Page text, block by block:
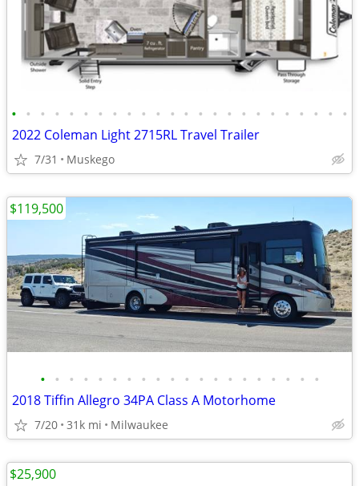
• • • • • • • • • • • • • • • • • • • • • • • •
2022 Coleman Light 2715RL Travel Trailer
7/31 Muskego
• • • • • • • • • • • • • • • • • • • •
2018 Tiffin Allegro 34PA Class A Motorhome
7/20 31k mi Milwaukee
$119,500
$25,900